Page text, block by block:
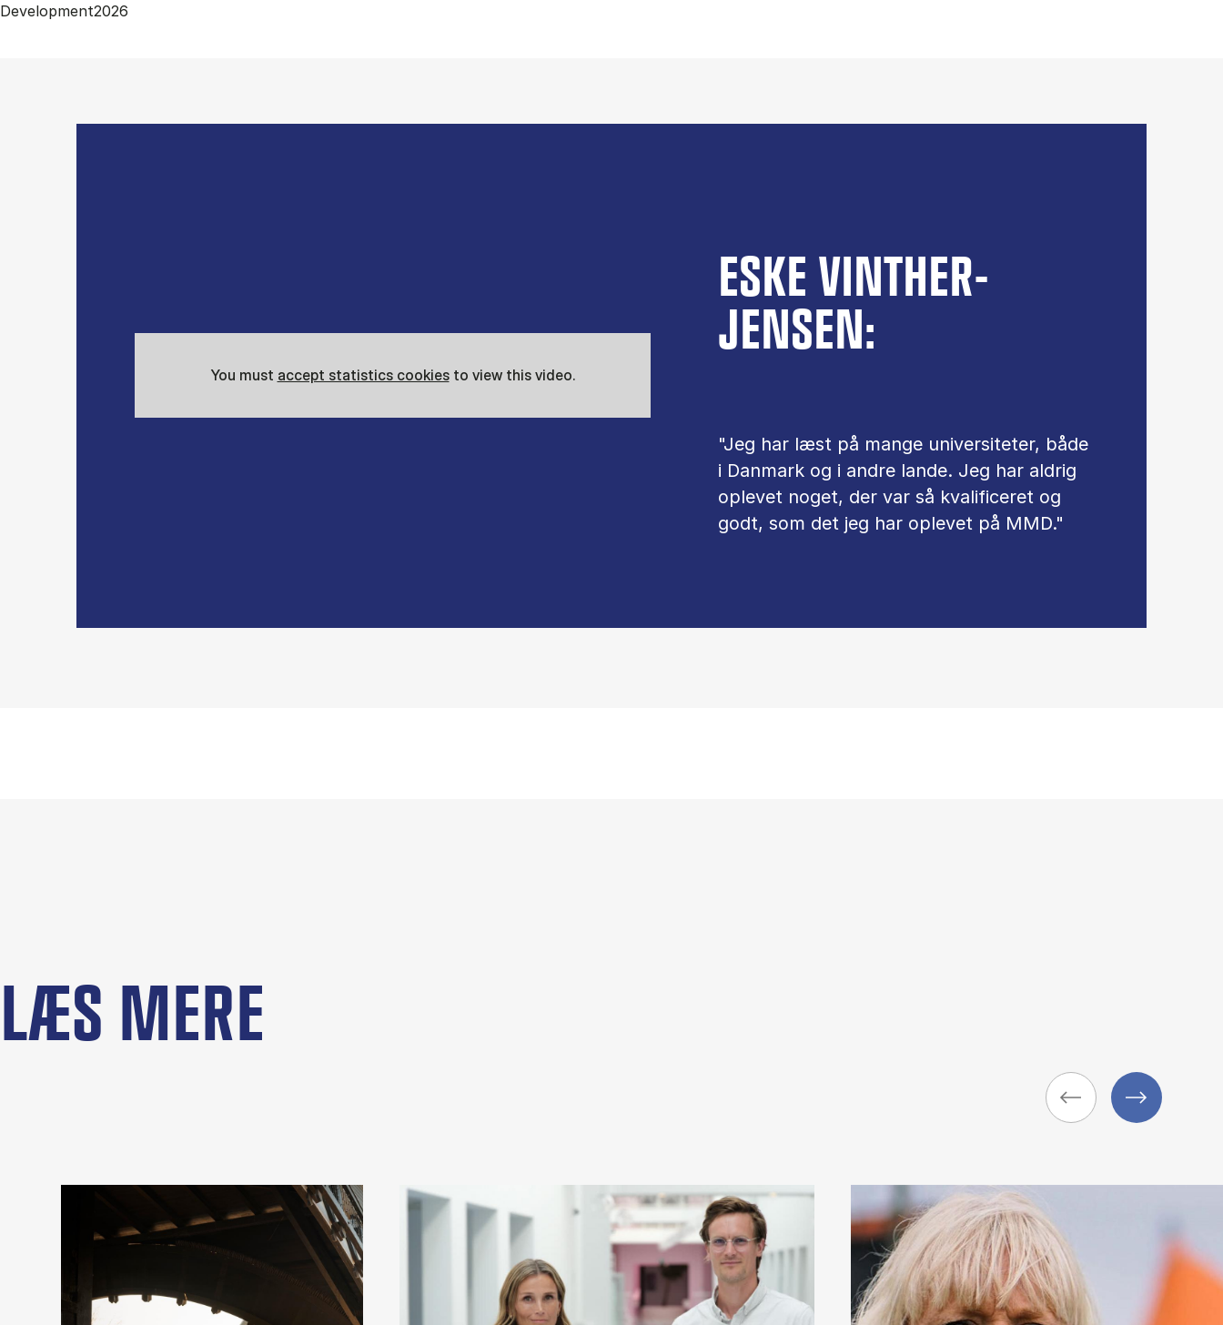
Development2026
ESKE VINTHER-
JENSEN:
"Jeg har læst på mange universiteter, både
i Danmark og i andre lande. Jeg har aldrig
oplevet noget, der var så kvalificeret og
godt, som det jeg har oplevet på MMD."
You must accept statistics cookiesto view this video.
LÆS MERE